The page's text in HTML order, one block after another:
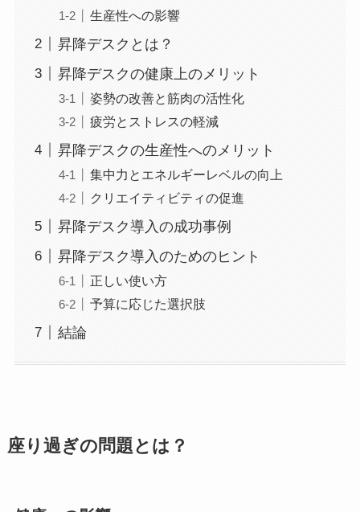
生産性への影響
昇降デスクとは？
昇降デスクの健康上のメリット
姿勢の改善と筋肉の活性化
疲労とストレスの軽減
昇降デスクの生産性へのメリット
集中力とエネルギーレベルの向上
クリエイティビティの促進
昇降デスク導入の成功事例
昇降デスク導入のためのヒント
正しい使い方
予算に応じた選択肢
結論
座り過ぎの問題とは？